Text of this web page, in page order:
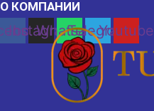
О КОМПАНИИ
Instagram
Whatsapp
Telegram
Youtube